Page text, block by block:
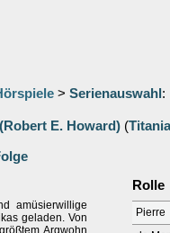
> Serienauswahl :
E. Howard) (
amüsierwillige
geladen. Von
Argwohn
Rolle
Pierre